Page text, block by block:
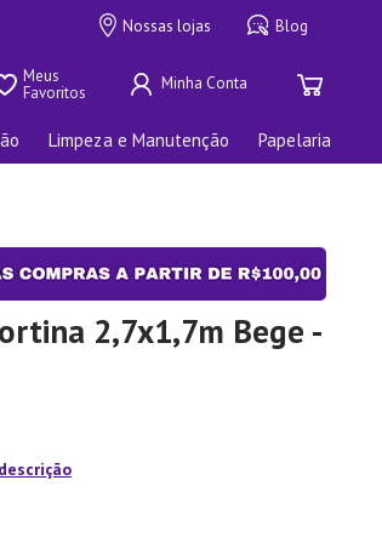
Nossas lojas Blog
Meus
Favoritos
Limpeza e Manutenção Papelaria
2,7x1,7m Bege -